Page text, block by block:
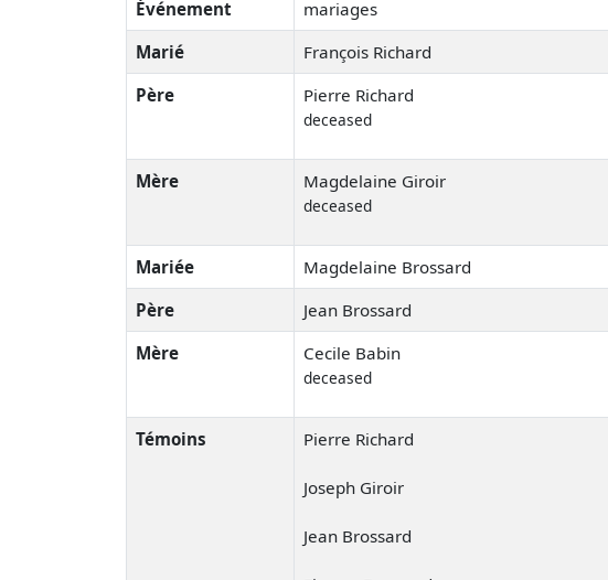
Événement
mariages
Marié
François Richard
Père
Pierre Richard
deceased
Mère Magdelaine Giroir
deceased
Mariée
Magdelaine Brossard
Père
Jean Brossard
Mère
Cecile Babin
deceased
Témoins Pierre Richard
Joseph Giroir
Jean Brossard